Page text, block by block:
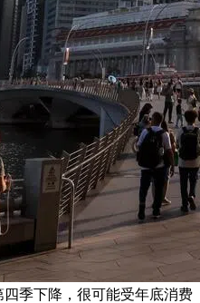
季下降，很可能受年底消费